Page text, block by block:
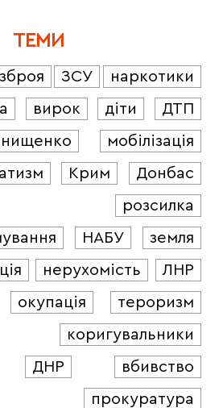
ТЕМИ
зброя ЗСУ
наркотики
вирок діти
ДТП
мобілізація
Крим
Донбас
розсилка
НАБУ
земля
нерухомість
ЛНР
окупація
тероризм
коригувальники
ДНР
вбивство
прокуратура